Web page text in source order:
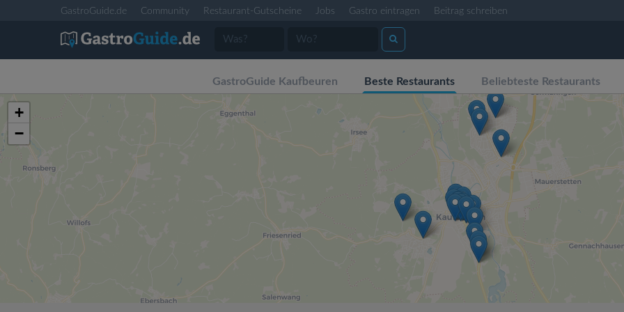
GastroGuide.de Community Restaurant-Gutscheine Jobs Gastro eintragen Beitrag schreiben
GastroGuide Kaufbeuren Beste Restaurants Beliebteste Restaurants
+
−